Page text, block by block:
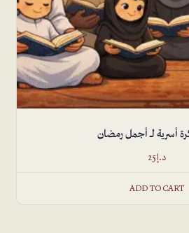
د.إ25
ADD TO CART